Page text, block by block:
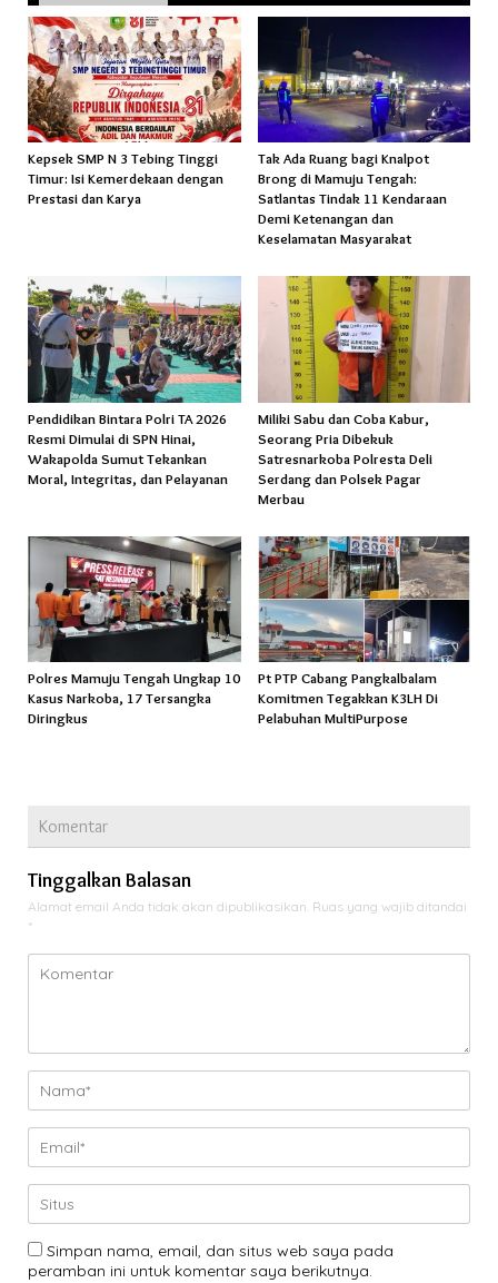
Kepsek SMP N 3 Tebing Tinggi
Timur: Isi Kemerdekaan dengan
Prestasi dan Karya
Tak Ada Ruang bagi Knalpot
Brong di Mamuju Tengah:
Satlantas Tindak 11 Kendaraan
Demi Ketenangan dan
Keselamatan Masyarakat
Pendidikan Bintara Polri TA 2026
Resmi Dimulai di SPN Hinai,
Wakapolda Sumut Tekankan
Moral, Integritas, dan Pelayanan
Miliki Sabu dan Coba Kabur,
Seorang Pria Dibekuk
Satresnarkoba Polresta Deli
Serdang dan Polsek Pagar
Merbau
Polres Mamuju Tengah Ungkap 10
Kasus Narkoba, 17 Tersangka
Diringkus
Pt PTP Cabang Pangkalbalam
Komitmen Tegakkan K3LH Di
Pelabuhan MultiPurpose
Komentar
Tinggalkan Balasan
Alamat email Anda tidak akan dipublikasikan. Ruas yang wajib ditandai
*
Simpan nama, email, dan situs web saya pada
peramban ini untuk komentar saya berikutnya.